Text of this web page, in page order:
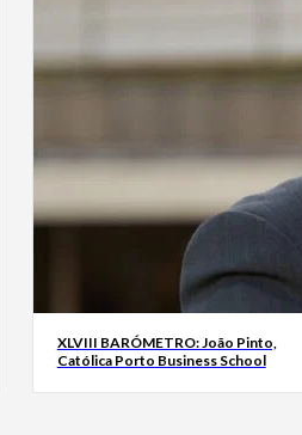
XLVIII BARÓMETRO: João Pinto,
Católica Porto Business School